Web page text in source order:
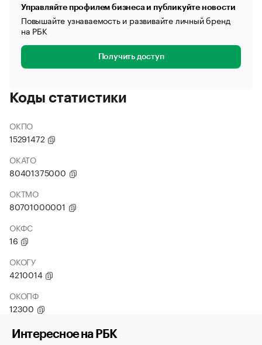
Управляйте профилем бизнеса и публикуйте новости
Повышайте узнаваемость и развивайте личный бренд
на РБК
Получить доступ
Коды статистики
ОКПО
15291472
ОКАТО
80401375000
ОКТМО
80701000001
ОКФС
16
ОКОГУ
4210014
ОКОПФ
12300
Интересное на РБК